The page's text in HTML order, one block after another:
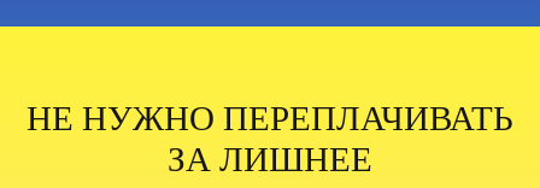
НЕ НУЖНО ПЕРЕПЛАЧИВАТЬ
ЗА ЛИШНЕЕ